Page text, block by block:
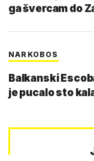
ga švercam do
NARKOBOS
Balkanski
je pucalo sto